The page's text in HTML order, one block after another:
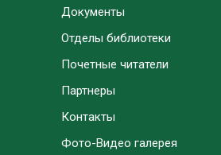
Документы
Отделы библиотеки
Почетные читатели
Партнеры
Контакты
Фото-Видео галерея